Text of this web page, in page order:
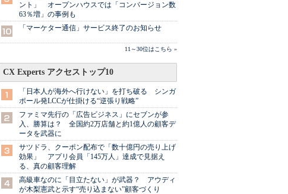
ント」 オープンハウスでは「コンバージョン数
63％増」の事例も
「マーケター通信」サービス終了のお知らせ
11～30位はこちら »
CX Experts アクセストップ10
「日本人が海外へ行けない」を打ち破る シンガ
ポール発LCCが仕掛ける“逆張り戦略”
ファミマ先行の「広告ビジネス」にセブンが参
入、勝算は？ 全国約2万店舗と約1億人の顧客デ
ータを武器に
サツドラ、クーポン配布で「数十億円の売り上げ
効果」 アプリ会員「145万人」達成で見据え
る、真の顧客理解
高級車なのに「目立たない」が武器？ アウディ
が木梨憲武と示す“売り込まない”顧客づくり